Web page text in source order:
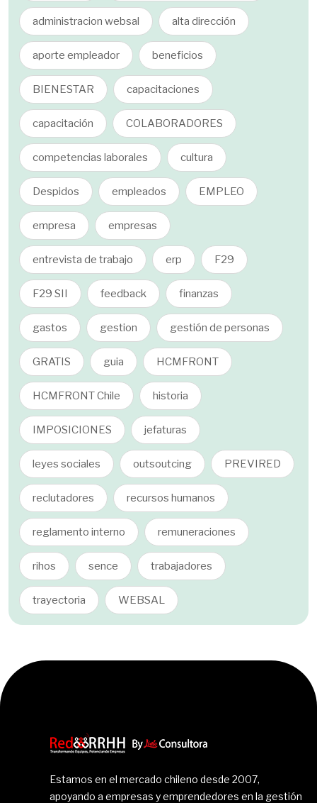
administracion websal alta dirección
aporte empleador beneficios
BIENESTAR capacitaciones
capacitación COLABORADORES
competencias laborales cultura
Despidos empleados EMPLEO
empresa empresas
entrevista de trabajo erp F29
F29 SII feedback finanzas
gastos gestion gestión de personas
GRATIS guia HCMFRONT
HCMFRONT Chile historia
IMPOSICIONES jefaturas
leyes sociales outsoutcing PREVIRED
reclutadores recursos humanos
reglamento interno remuneraciones
rihos sence trabajadores
trayectoria WEBSAL
Estamos en el mercado chileno desde 2007,
apoyando a empresas y emprendedores en la gestión